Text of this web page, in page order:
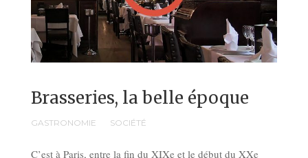
Brasseries, la belle époque
GASTRONOMIE SOCIÉTÉ
C’est à Paris, entre la fin du XIXe et le début du XXe